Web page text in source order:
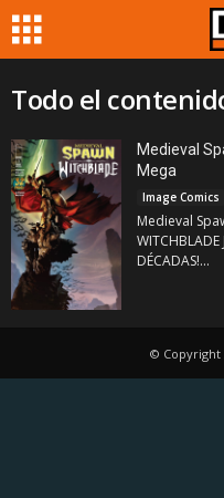
Todo el
Medieval
Mega
Image Comics
Medieval
WITCHBLADE
DÉCADAS!...
© Copyright